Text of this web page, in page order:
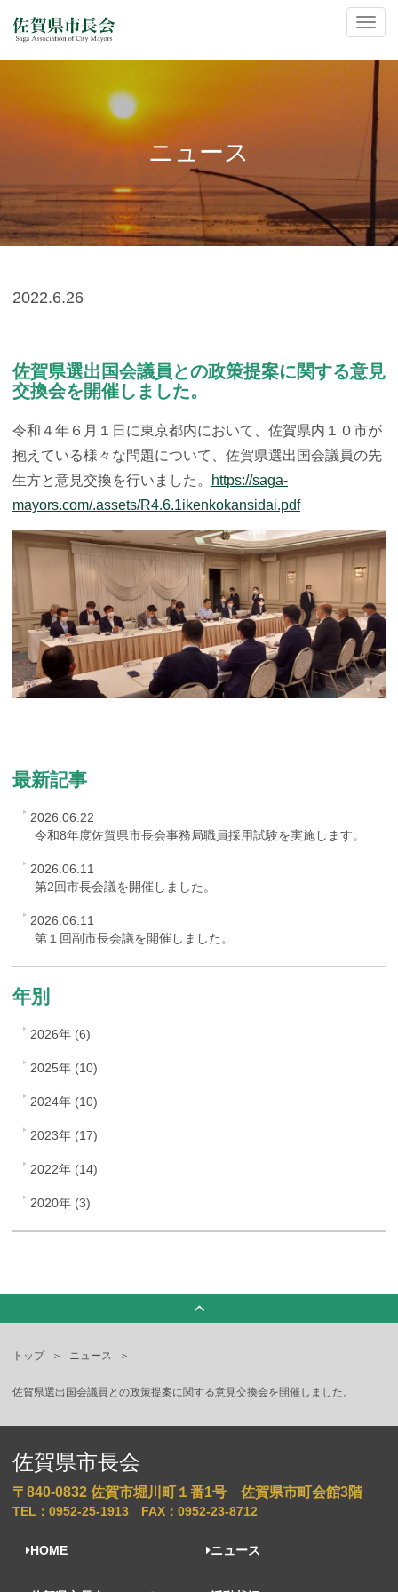
ナ
ビ
ゲ
ー
シ
ョ
ン
の
切
替
ニュース
2022.6.26
佐賀県選出国会議員との政策提案に関する意見
交換会を開催しました。
令和４年６月１日に東京都内において、佐賀県内１０市が
抱えている様々な問題について、佐賀県選出国会議員の先
生方と意見交換を行いました。
https://saga-
mayors.com/.assets/R4.6.1ikenkokansidai.pdf
最新記事
2026.06.22
令和8年度佐賀県市長会事務局職員採用試験を実施します。
2026.06.11
第2回市長会議を開催しました。
2026.06.11
第１回副市長会議を開催しました。
年別
2026年 (6)
2025年 (10)
2024年 (10)
2023年 (17)
2022年 (14)
2020年 (3)
トップ ニュース
佐賀県選出国会議員との政策提案に関する意見交換会を開催しました。
佐賀県市長会
〒840-0832 佐賀市堀川町１番1号 佐賀県市町会館3階
TEL：0952-25-1913 FAX：0952-23-8712
HOME ニュース